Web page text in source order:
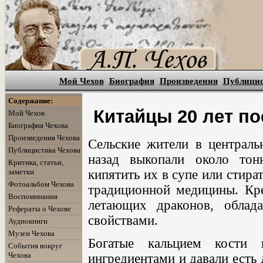
Мой Чехов Биография Произведения
Содержание:
Мой Чехов
Биография Чехова
Произведения Чехова
Публицистика Чехова
Критика, статьи,
заметки
Фотоальбом Чехова
Воспоминания
Рефераты о Чехове
Аудиокниги
Музеи Чехова
События вокруг
Чехова
Китайцы 20 лет
Сельские жители в
назад выкопали около
кипятить их в супе или
традиционной медицины.
летающих драконов,
свойствами.
Богатые кальцием
ингредиентами и давали